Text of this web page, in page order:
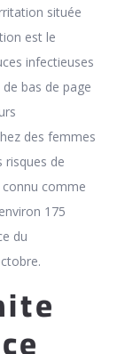
située
est le
infectieuses
bas de page
des femmes
risques de
connu comme
175
du